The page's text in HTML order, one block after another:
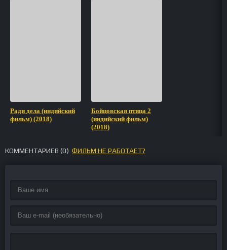
Ради дела (индийский
фильм) (2018)
Бойцовская птица 2
(индийский фильм)
(2018)
КОММЕНТАРИЕВ (0) ФИЛЬМ НЕ РАБОТАЕТ?